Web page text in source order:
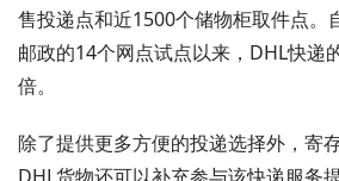
售投递点和近1500个储物柜取件点。
邮政的14个网点试点以来，DHL快递
倍。
除了提供更多方便的投递选择外，寄
DHL货物还可以补充参与该快递服务